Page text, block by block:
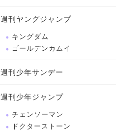
週刊ヤングジャンプ
キングダム
ゴールデンカムイ
週刊少年サンデー
週刊少年ジャンプ
チェンソーマン
ドクターストーン